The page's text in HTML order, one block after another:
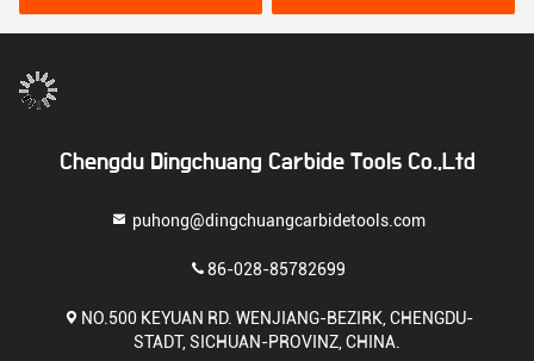
Chengdu Dingchuang Carbide Tools Co.,Ltd
puhong@dingchuangcarbidetools.com
86-028-85782699
NO.500 KEYUAN RD. WENJIANG-BEZIRK, CHENGDU-
STADT, SICHUAN-PROVINZ, CHINA.